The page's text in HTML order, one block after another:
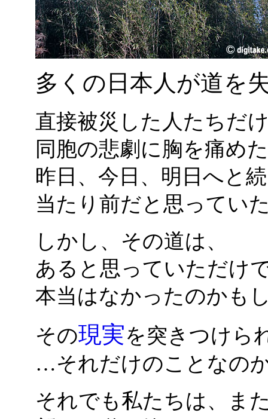
多くの日本人が道を
直接被災した人たちだ
同胞の悲劇に胸を痛め
昨日、今日、明日へと
当たり前だと思ってい
しかし、その道は、
あると思っていただけ
本当はなかったのかも
その現実を突きつけら
…それだけのことなの
それでも私たちは、ま